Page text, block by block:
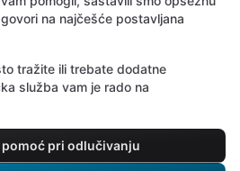
na najčešće postavljana
tražite ili trebate dodatne
služba vam je rado na
pomoć pri odlučivanju